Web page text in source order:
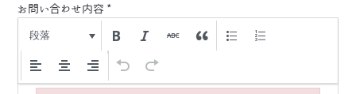
お問い合わせ内容 *
段落